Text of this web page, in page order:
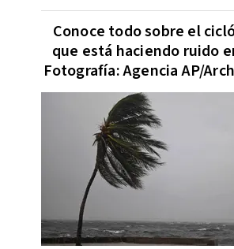
Conoce todo sobre el
que está haciendo ruido
Fotografía: Agencia AP/